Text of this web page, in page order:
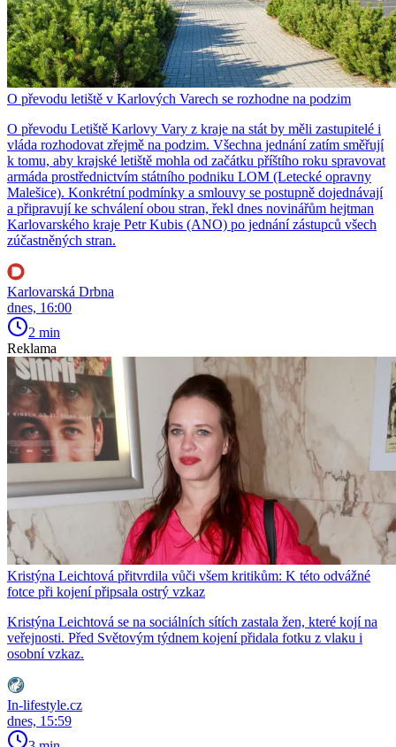
O převodu letiště v Karlových Varech se rozhodne na podzim
O převodu Letiště Karlovy Vary z kraje na stát by měli zastupitelé i
vláda rozhodovat zřejmě na podzim. Všechna jednání zatím směřují
k tomu, aby krajské letiště mohla od začátku příštího roku spravovat
armáda prostřednictvím státního podniku LOM (Letecké opravny
Malešice). Konkrétní podmínky a smlouvy se postupně dojednávají
a připravují ke schválení obou stran, řekl dnes novinářům hejtman
Karlovarského kraje Petr Kubis (ANO) po jednání zástupců všech
zúčastněných stran.
Karlovarská Drbna
dnes, 16:00
2 min
Reklama
Kristýna Leichtová přitvrdila vůči všem kritikům: K této odvážné
fotce při kojení připsala ostrý vzkaz
Kristýna Leichtová se na sociálních sítích zastala žen, které kojí na
veřejnosti. Před Světovým týdnem kojení přidala fotku z vlaku i
osobní vzkaz.
In-lifestyle.cz
dnes, 15:59